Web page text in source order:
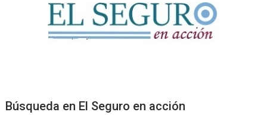
Búsqueda en El Seguro en acción